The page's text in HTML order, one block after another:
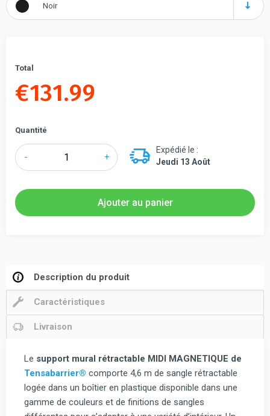
Noir
Total
€131.99
Quantité
-
rétractable
4,6m
897
+
Expédié le :
Jeudi 13 Août
Ajouter au panier
Description du produit
Caractéristiques
Livraison
Le support mural rétractable MIDI MAGNETIQUE de
Tensabarrier® comporte 4,6 m de sangle rétractable
logée dans un boîtier en plastique disponible dans une
gamme de couleurs et de finitions de sangles